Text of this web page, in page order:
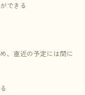
できる
、直近の予定には間に